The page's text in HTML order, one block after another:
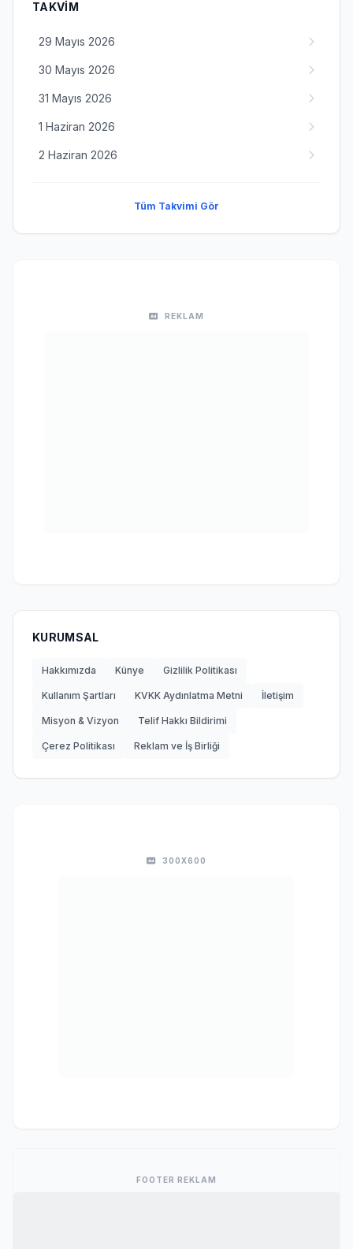
TAKVIM
29 Mayıs 2026
30 Mayıs 2026
31 Mayıs 2026
1 Haziran 2026
2 Haziran 2026
Tüm Takvimi Gör
REKLAM
KURUMSAL
Hakkımızda Künye Gizlilik Politikası
Kullanım Şartları KVKK Aydınlatma Metni İletişim
Misyon & Vizyon Telif Hakkı Bildirimi
Çerez Politikası Reklam ve İş Birliği
300X600
FOOTER REKLAM